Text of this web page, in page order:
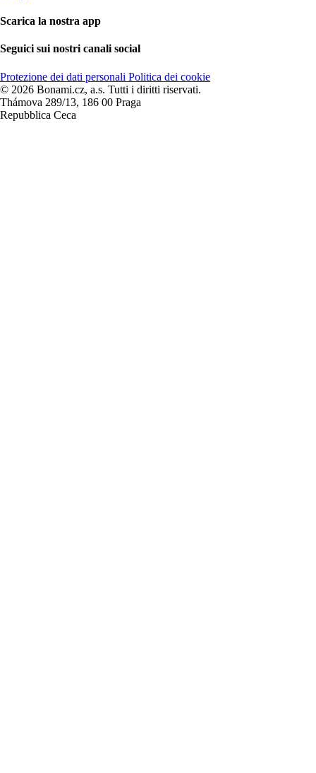
Scarica la nostra app
Seguici sui nostri canali social
Protezione dei dati personali Politica dei cookie
© 2026 Bonami.cz, a.s. Tutti i diritti riservati.
Thámova 289/13, 186 00 Praga
Repubblica Ceca